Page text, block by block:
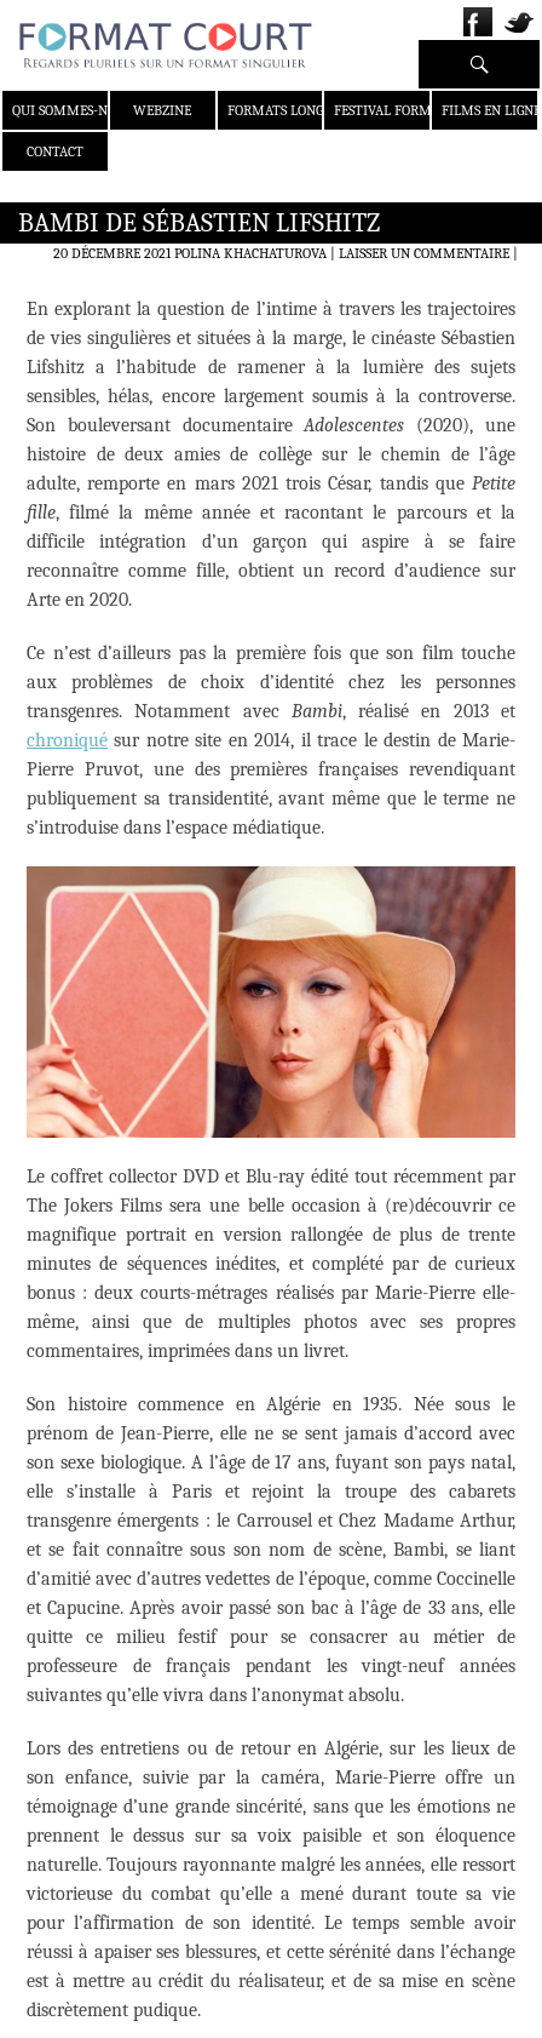
QUI SOMMES-NOUS ?WEBZINE FORMATS LONGS FESTIVAL FORMAT COURT
FILMS EN LIGNE
CONTACT
Recherche
BAMBI DE SÉBASTIEN LIFSHITZ
20 DÉCEMBRE 2021 POLINA KHACHATUROVA LAISSER UN COMMENTAIRE|
En explorant la question de l’intime à travers les trajectoires
de vies singulières et situées à la marge, le cinéaste Sébastien
Lifshitz a l’habitude de ramener à la lumière des sujets
sensibles, hélas, encore largement soumis à la controverse.
Son bouleversant documentaireAdolescentes (2020), une
histoire de deux amies de collège sur le chemin de l’âge
adulte, remporte en mars 2021 trois César, tandis que Petite
fille, filmé la même année et racontant le parcours et la
difficile intégration d’un garçon qui aspire à se faire
reconnaître comme fille, obtient un record d’audience sur
Arte en 2020.
Ce n’est d’ailleurs pas la première fois que son film touche
aux problèmes de choix d’identité chez les personnes
transgenres. Notamment avec Bambi, réalisé en 2013 et
chroniqué sur notre site en 2014, il trace le destin de Marie-
Pierre Pruvot, une des premières françaises revendiquant
publiquement sa transidentité, avant même que le terme ne
s’introduise dans l’espace médiatique.
Le coffret collector DVD et Blu-ray édité tout récemment par
The Jokers Films sera une belle occasion à (re)découvrir ce
magnifique portrait en version rallongée de plus de trente
minutes de séquences inédites, et complété par de curieux
bonus : deux courts-métrages réalisés par Marie-Pierre elle-
même, ainsi que de multiples photos avec ses propres
commentaires, imprimées dans un livret.
Son histoire commence en Algérie en 1935. Née sous le
prénom de Jean-Pierre, elle ne se sent jamais d’accord avec
son sexe biologique. A l’âge de 17 ans, fuyant son pays natal,
elle s’installe à Paris et rejoint la troupe des cabarets
transgenre émergents : le Carrousel et Chez Madame Arthur,
et se fait connaître sous son nom de scène, Bambi, se liant
d’amitié avec d’autres vedettes de l’époque, comme Coccinelle
et Capucine. Après avoir passé son bac à l’âge de 33 ans, elle
quitte ce milieu festif pour se consacrer au métier de
professeure de français pendant les vingt-neuf années
suivantes qu’elle vivra dans l’anonymat absolu.
Lors des entretiens ou de retour en Algérie, sur les lieux de
son enfance, suivie par la caméra, Marie-Pierre offre un
témoignage d’une grande sincérité, sans que les émotions ne
prennent le dessus sur sa voix paisible et son éloquence
naturelle. Toujours rayonnante malgré les années, elle ressort
victorieuse du combat qu’elle a mené durant toute sa vie
pour l’affirmation de son identité. Le temps semble avoir
réussi à apaiser ses blessures, et cette sérénité dans l’échange
est à mettre au crédit du réalisateur, et de sa mise en scène
discrètement pudique.